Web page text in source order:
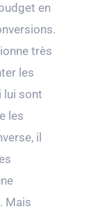
en
très
les
lui sont
les
il
Mais